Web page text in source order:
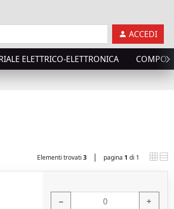
ACCEDI
ELETTRICO-ELETTRONICA
Elementi trovati 3 | pagina 1 di 1
− +